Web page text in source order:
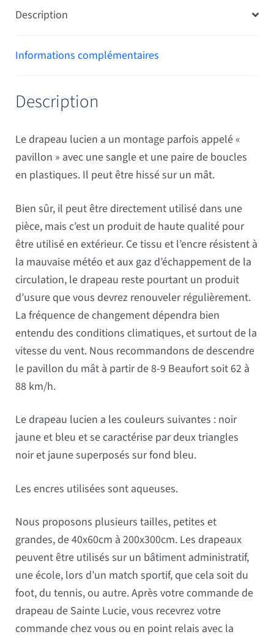
Description
Informations complémentaires
Description
Le drapeau lucien a un montage parfois appelé «
pavillon » avec une sangle et une paire de boucles
en plastiques. Il peut être hissé sur un mât.
Bien sûr, il peut être directement utilisé dans une
pièce, mais c’est un produit de haute qualité pour
être utilisé en extérieur. Ce tissu et l’encre résistent à
la mauvaise météo et aux gaz d’échappement de la
circulation, le drapeau reste pourtant un produit
d’usure que vous devrez renouveler régulièrement.
La fréquence de changement dépendra bien
entendu des conditions climatiques, et surtout de la
vitesse du vent. Nous recommandons de descendre
le pavillon du mât à partir de 8-9 Beaufort soit 62 à
88 km/h.
Le drapeau lucien a les couleurs suivantes : noir
jaune et bleu et se caractérise par deux triangles
noir et jaune superposés sur fond bleu.
Les encres utilisées sont aqueuses.
Nous proposons plusieurs tailles, petites et
grandes, de 40x60cm à 200x300cm. Les drapeaux
peuvent être utilisés sur un bâtiment administratif,
une école, lors d’un match sportif, que cela soit du
foot, du tennis, ou autre. Après votre commande de
drapeau de Sainte Lucie, vous recevrez votre
commande chez vous ou en point relais avec la